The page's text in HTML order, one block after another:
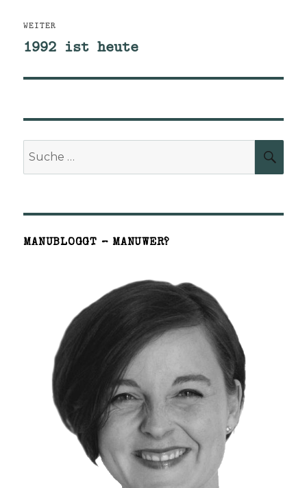
WEITER
Nächster
1992 ist heute
MANUBLOGGT – MANUWER?